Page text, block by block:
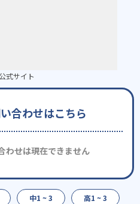
式サイト
合わせはこちら
わせは現在できません
中1 ~ 3 高1 ~ 3